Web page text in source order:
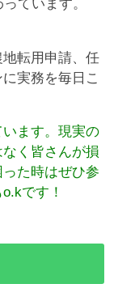
ています。
転用申請、任
実務を毎日こ
ます。現実の
く皆さんが損
た時はぜひ参
です！